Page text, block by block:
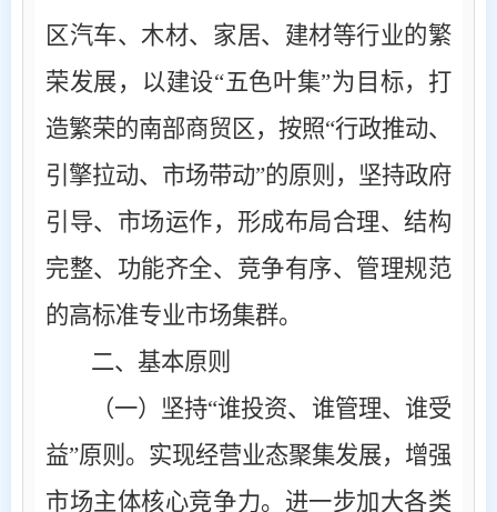
区汽车、木材、家居、建材等行业的繁
荣发展，以建设“五色叶集”为目标，打
造繁荣的南部商贸区，按照“行政推动、
引擎拉动、市场带动”的原则，坚持政府
引导、市场运作，形成布局合理、结构
完整、功能齐全、竞争有序、管理规范
的高标准专业市场集群。
二、基本原则
（一）坚持“谁投资、谁管理、谁受
益”原则。 实现经营业态聚集发展，增强
市场主体核心竞争力。进一步加大各类